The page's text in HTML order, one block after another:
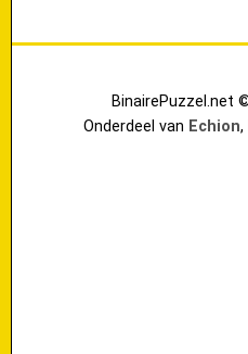
BinairePuzzel.net
Onderdeel van Echion,